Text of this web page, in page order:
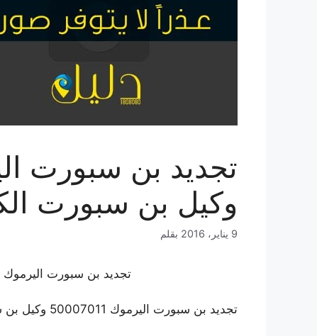
وكيل بن سبورت
9 يناير، 2016 بقلم
تجديد بن سبورت اليرموك 50007011 وكيل بن سبورت الكويت
تجديد بن سبورت اليرموك 50007011 وكيل بن سبورت الكويت